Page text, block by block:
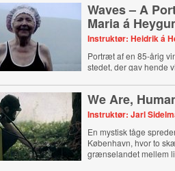
Waves – A
Maria á
Instruktør: Heidrik á
Portræt af en 85-årig
stedet, der gav hende
We Are,
Instruktør: Jarl
En mystisk tåge
København, hvor to
grænselandet mellem